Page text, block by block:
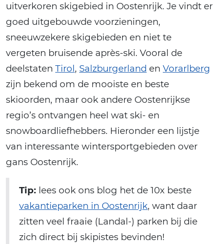
uitverkoren skigebied in Oostenrijk. Je vindt er
goed uitgebouwde voorzieningen,
sneeuwzekere skigebieden en niet te
vergeten bruisende après-ski. Vooral de
deelstaten Tirol, Salzburgerland en Vorarlberg
zijn bekend om de mooiste en beste
skioorden, maar ook andere Oostenrijkse
regio’s ontvangen heel wat ski- en
snowboardliefhebbers. Hieronder een lijstje
van interessante wintersportgebieden over
gans Oostenrijk.
Tip: lees ook ons blog het de 10x beste
vakantieparken in Oostenrijk, want daar
zitten veel fraaie (Landal-) parken bij die
zich direct bij skipistes bevinden!